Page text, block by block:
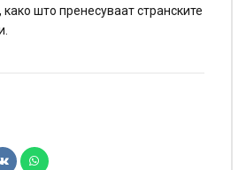
што пренесуваат странските